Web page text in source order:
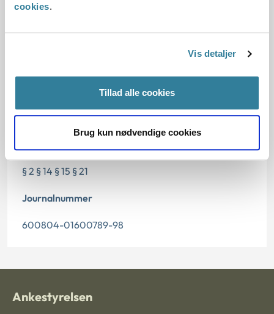
cookies.
Vis detaljer
Tillad alle cookies
Brug kun nødvendige cookies
Dato for underskrift
Offentliggørelsesdato
12.07.2013
§ 2 § 14 § 15 § 21
Journalnummer
600804-01600789-98
Ankestyrelsen